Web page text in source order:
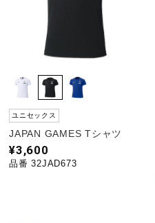
コラボ／ライセンス
その他
サポート
ユニセックス
JAPAN GAMES Tシャツ
¥3,600
品番 32JAD673